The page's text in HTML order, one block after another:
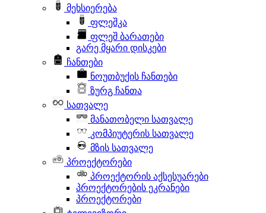
მეხსიერება
ფლეშკა
ფლეშ ბარათები
გარე მყარი დისკები
ჩანთები
ნოუთბუქის ჩანთები
ზურგ ჩანთა
სათვალე
მანათობელი სათვალე
კომპიუტერის სათვალე
მზის სათვალე
პროექტორები
პროექტორის აქსესუარები
პროექტორების ეკრანები
პროექტორები